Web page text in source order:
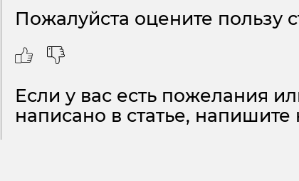
Пожалуйста оцените пользу
Если у вас есть пожелания
написано в статье, напишите